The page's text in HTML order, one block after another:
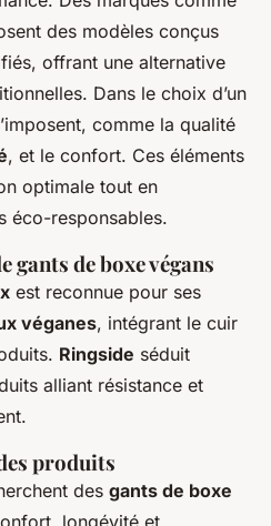
des modèles conçus
offrant une alternative
Dans le choix d’un
comme la qualité
, et le confort. Ces éléments
optimale tout en
éco-responsables.
gants de boxe végans
est reconnue pour ses
véganes, intégrant le cuir
Ringside séduit
alliant résistance et
produits
des gants de boxe